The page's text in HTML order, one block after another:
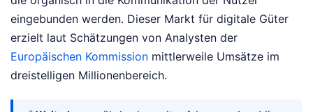
eingebunden werden. Dieser Markt für digitale Güter
erzielt laut Schätzungen von Analysten der
Europäischen Kommission mittlerweile Umsätze im
dreistelligen Millionenbereich.